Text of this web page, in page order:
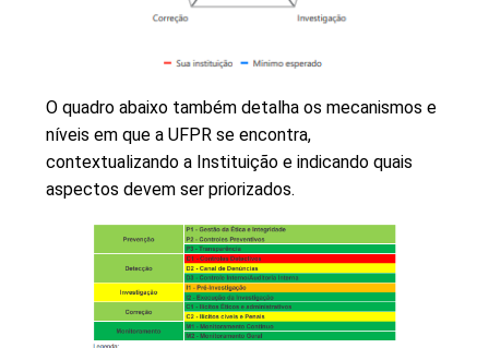
O quadro abaixo também detalha os mecanismos e
níveis em que a UFPR se encontra,
contextualizando a Instituição e indicando quais
aspectos devem ser priorizados.